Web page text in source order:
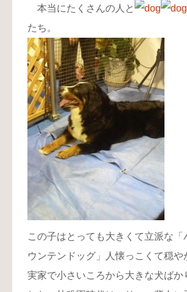
本当にたくさんの人と
たち。
この子はとっても大きくて立派な「
ウンテンドッグ」人懐っこくて穏や
実家で小さいころから大きな犬ばか